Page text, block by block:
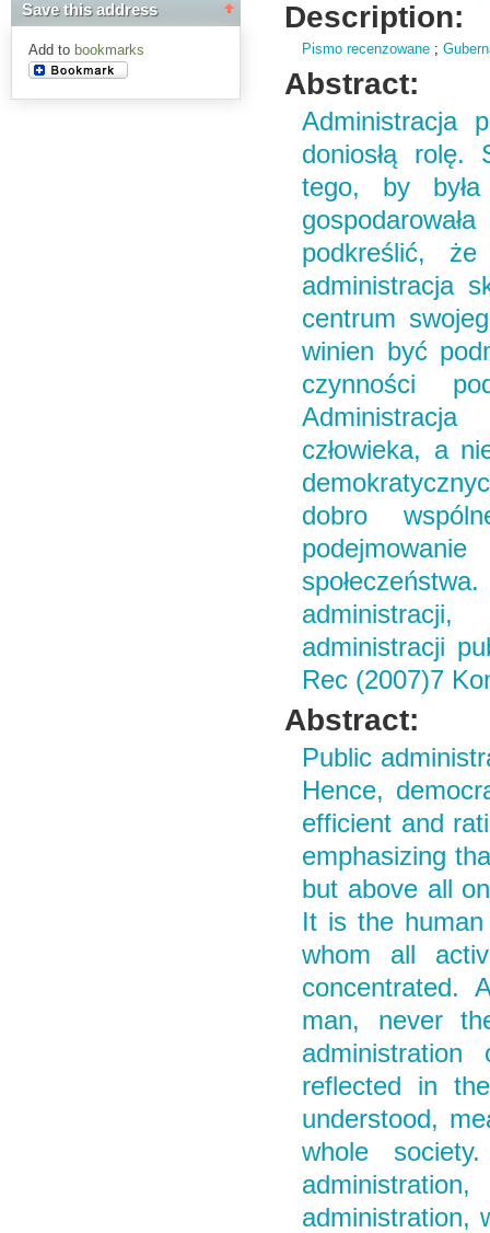
Save this address
Add to bookmarks
Description:
Pismo recenzowane ;
Abstract:
Administracja
doniosłą rolę.
tego, by
podkreślić,
administracja
centrum
winien być
czynności
człowieka, a
dobro
administracji
Rec (2007)7
Abstract:
Public
Hence,
efficient and
emphasizing
but above all
It is the
whom all
concentrated.
man, never
reflected in
understood,
whole
administration,